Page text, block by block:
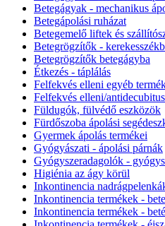
Betegágyak - mechanikus
Betegápolási ruházat
Betegemelő liftek és
Betegrögzítők -
Betegrögzítők betegágyba
Étkezés - táplálás
Felfekvés elleni egyéb
Felfekvés elleni/
Füldugók, fülvédő eszközök
Fürdőszoba ápolási
Gyermek ápolás termékei
Gyógyászati - ápolási párnák
Gyógyszeradagolók -
Higiénia az ágy körül
Inkontinencia
Inkontinencia termékek -
Inkontinencia termékek -